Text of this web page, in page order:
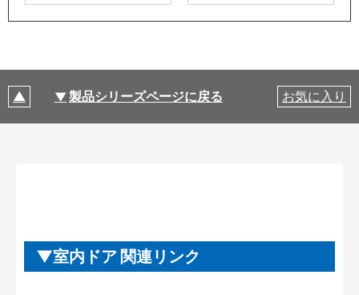
製品シリーズページに戻る お気に入り
室内ドア 関連リンク